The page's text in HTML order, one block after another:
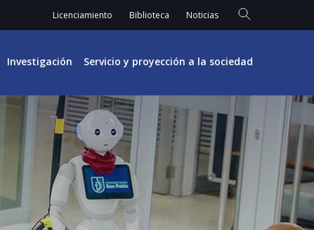
Licenciamiento Biblioteca Noticias
Investigación Servicio y proyección a la sociedad